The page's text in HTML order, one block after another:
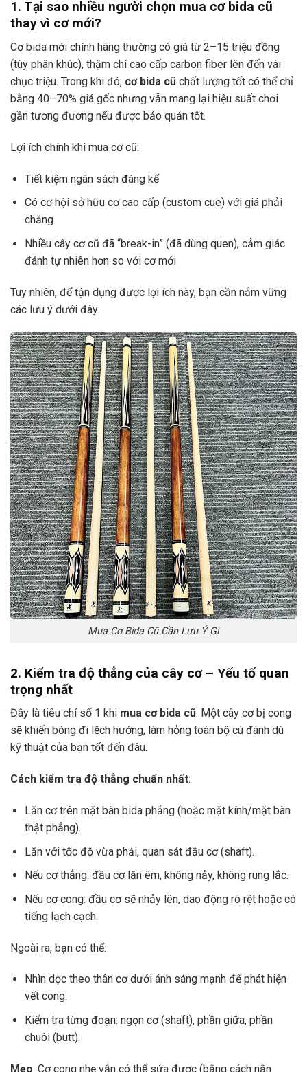
1. Tại sao nhiều người chọn mua cơ bida cũ
thay vì cơ mới?
Cơ bida mới chính hãng thường có giá từ 2–15 triệu đồng
(tùy phân khúc), thậm chí cao cấp carbon fiber lên đến vài
chục triệu. Trong khi đó, cơ bida cũ chất lượng tốt có thể chỉ
bằng 40–70% giá gốc nhưng vẫn mang lại hiệu suất chơi
gần tương đương nếu được bảo quản tốt.
Lợi ích chính khi mua cơ cũ:
Tiết kiệm ngân sách đáng kể
Có cơ hội sở hữu cơ cao cấp (custom cue) với giá phải
chăng
Nhiều cây cơ cũ đã “break-in” (đã dùng quen), cảm giác
đánh tự nhiên hơn so với cơ mới
Tuy nhiên, để tận dụng được lợi ích này, bạn cần nắm vững
các lưu ý dưới đây.
Mua Cơ Bida Cũ Cần Lưu Ý Gì
2. Kiểm tra độ thẳng của cây cơ – Yếu tố quan
trọng nhất
Đây là tiêu chí số 1 khi mua cơ bida cũ. Một cây cơ bị cong
sẽ khiến bóng đi lệch hướng, làm hỏng toàn bộ cú đánh dù
kỹ thuật của bạn tốt đến đâu.
Cách kiểm tra độ thẳng chuẩn nhất:
Lăn cơ trên mặt bàn bida phẳng (hoặc mặt kính/mặt bàn
thật phẳng).
Lăn với tốc độ vừa phải, quan sát đầu cơ (shaft).
Nếu cơ thẳng: đầu cơ lăn êm, không nảy, không rung lắc.
Nếu cơ cong: đầu cơ sẽ nhảy lên, dao động rõ rệt hoặc có
tiếng lạch cạch.
Ngoài ra, bạn có thể:
Nhìn dọc theo thân cơ dưới ánh sáng mạnh để phát hiện
vết cong.
Kiểm tra từng đoạn: ngọn cơ (shaft), phần giữa, phần
chuôi (butt).
Mẹo: Cơ cong nhẹ vẫn có thể sửa được (bằng cách nắn